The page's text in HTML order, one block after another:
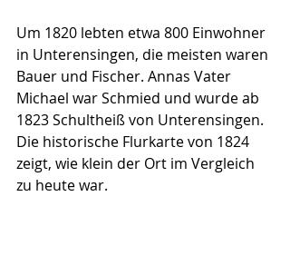
Um 1820 lebten etwa 800 Einwohner
in Unterensingen, die meisten waren
Bauer und Fischer. Annas Vater
Michael war Schmied und wurde ab
1823 Schultheiß von Unterensingen.
Die historische Flurkarte von 1824
zeigt, wie klein der Ort im Vergleich
zu heute war.